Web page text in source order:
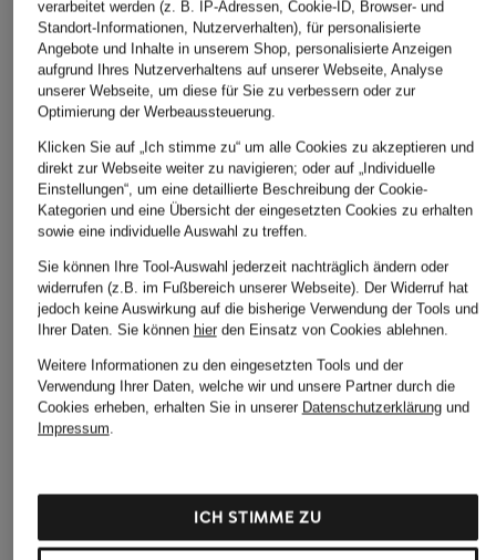
Juvia
ELBSAND
+Aktionsrabatt
verarbeitet werden (z. B. IP-Adressen, Cookie-ID, Browser- und
Standort-Informationen, Nutzerverhalten), für personalisierte
Angebote und Inhalte in unserem Shop, personalisierte Anzeigen
aufgrund Ihres Nutzerverhaltens auf unserer Webseite, Analyse
unserer Webseite, um diese für Sie zu verbessern oder zur
Optimierung der Werbeaussteuerung.
Klicken Sie auf „Ich stimme zu“ um alle Cookies zu akzeptieren und
direkt zur Webseite weiter zu navigieren; oder auf „Individuelle
Einstellungen“, um eine detaillierte Beschreibung der Cookie-
Kategorien und eine Übersicht der eingesetzten Cookies zu erhalten
sowie eine individuelle Auswahl zu treffen.
Sie können Ihre Tool-Auswahl jederzeit nachträglich ändern oder
widerrufen (z.B. im Fußbereich unserer Webseite). Der Widerruf hat
jedoch keine Auswirkung auf die bisherige Verwendung der Tools und
Ihrer Daten. Sie können hierden Einsatz von Cookies ablehnen.
Weitere Informationen zu den eingesetzten Tools und der
Verwendung Ihrer Daten, welche wir und unsere Partner durch die
Cookies erheben, erhalten Sie in unserer Datenschutzerklärungund
Impressum.
ICH STIMME ZU